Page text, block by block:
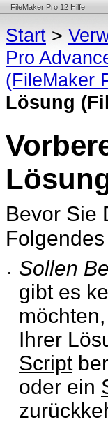
FileMaker Pro 12 Hilfe
Start >
Pro
(FileMaker
Lösung
Bevor Sie
•
Sollen
gibt es
Ihrer
Script
oder ein